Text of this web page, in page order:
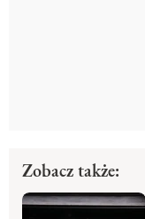
Zobacz także: